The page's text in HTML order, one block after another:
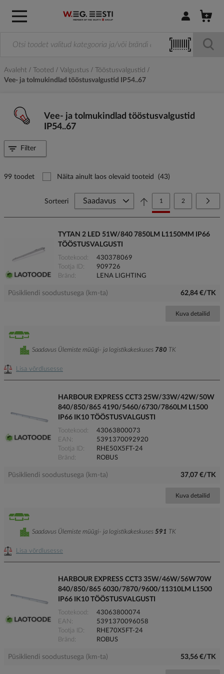
Logi sisse /
Avaleht Tooted Valgustus
Tööstusvalgustid
Vee- ja tolmukindlad tööstusvalgustid IP54..67
Vee- ja tolmukindlad tööstusvalgustid
IP54..67
99 toodet Näita ainult laos olevaid tooteid (43)
PageYou're currently reading
1 Page
2
Sorteeri
TYTAN 2 LED 51W/840 7850LM L1150MM IP66
TÖÖSTUSVALGUSTI
Tootekood
430378069
Tootja ID
909726
Bränd
LENA LIGHTING
Püsikliendi soodustusega (km-ta) 62,84 €/TK
Kuva detailid
Lisa võrdlusesse
Saadavus Ülemiste müügi- ja logistikakeskuses 780 TK
HARBOUR EXPRESS CCT3 25W/33W/42W/50W
840/850/865 4190/5460/6730/7860LM L1500
IP66 IK10 TÖÖSTUSVALGUSTI
Tootekood
43063800073
EAN
5391370092920
Tootja ID
RHE50X5FT-24
Bränd
ROBUS
Püsikliendi soodustusega (km-ta) 37,07 €/TK
Kuva detailid
Lisa võrdlusesse
Saadavus Ülemiste müügi- ja logistikakeskuses 591 TK
HARBOUR EXPRESS CCT3 35W/46W/56W70W
840/850/865 6030/7870/9600/11310LM L1500
IP66 IK10 TÖÖSTUSVALGUSTI
Tootekood
43063800074
EAN
5391370096058
Tootja ID
RHE70X5FT-24
Bränd
ROBUS
Püsikliendi soodustusega (km-ta) 53,56 €/TK
Filter